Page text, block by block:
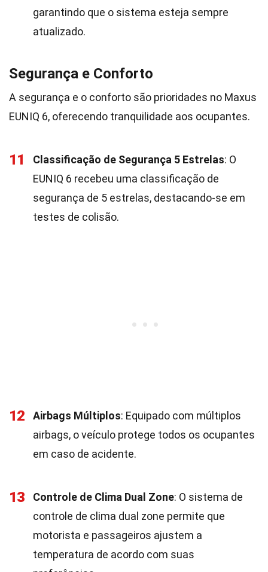
garantindo que o sistema esteja sempre
atualizado.
Segurança e Conforto
A segurança e o conforto são prioridades no Maxus
EUNIQ 6, oferecendo tranquilidade aos ocupantes.
11 Classificação de Segurança 5 Estrelas: O
EUNIQ 6 recebeu uma classificação de
segurança de 5 estrelas, destacando-se em
testes de colisão.
12 Airbags Múltiplos: Equipado com múltiplos
airbags, o veículo protege todos os ocupantes
em caso de acidente.
13 Controle de Clima Dual Zone: O sistema de
controle de clima dual zone permite que
motorista e passageiros ajustem a
temperatura de acordo com suas